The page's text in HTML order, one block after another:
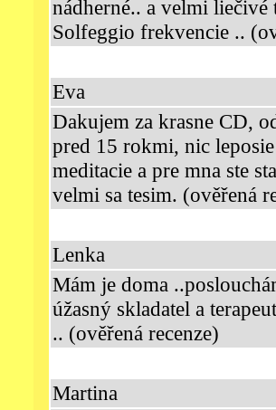
nádherné.. a veĺmi
Solfeggio frekvencie ..
Eva
Dakujem za krasne CD,
pred 15 rokmi, nic
meditacie a pre mna ste
velmi sa tesim. (ověřená
Lenka
Mám je doma
úžasný skladatel a
.. (ověřená recenze)
Martina